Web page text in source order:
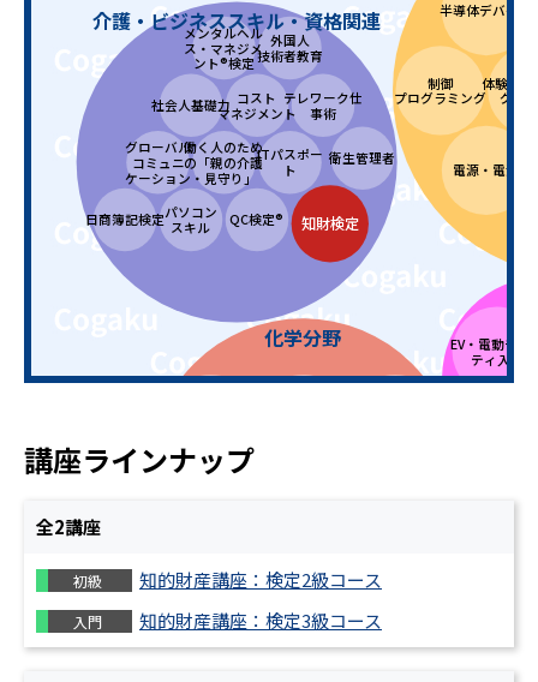
EV・電動モビ
ティ入門
機械
設計品質
体験型e
グシ
半導体デバイス
電源・電池
制御
プログラミング
有機化学・高分子
化学
働く人のため
の「親の介護
・見守り」
ITパスポー
ト
QC検定®
コスト
マネジメント
社会人基礎力
テレワーク仕
事術
知財検定
パソコン
スキル
グローバル
コミュニ
ケーション
衛生管理者
日商簿記検定
メンタルヘル
ス・マネジメ
ント®検定
外国人
技術者教育
化学分野
介護・ビジネススキル・資格関連
講座ラインナップ
全2講座
初級 知的財産講座：検定2級コース
入門 知的財産講座：検定3級コース